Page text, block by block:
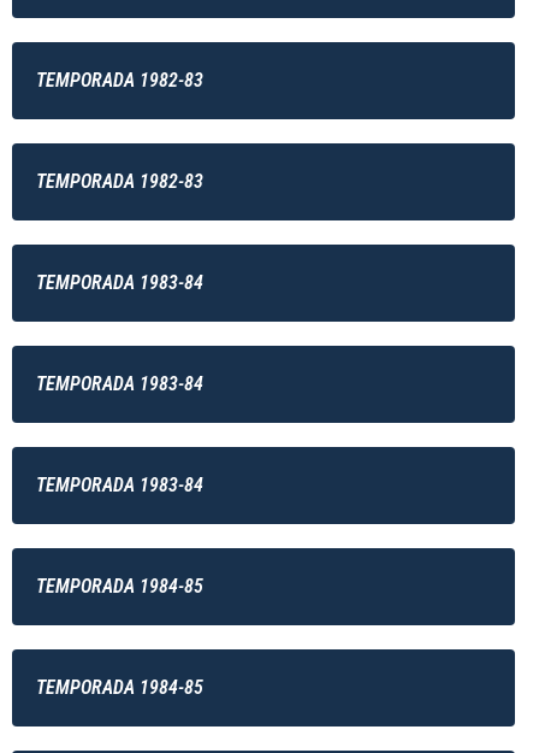
TEMPORADA 1982-83
TEMPORADA 1982-83
TEMPORADA 1983-84
TEMPORADA 1983-84
TEMPORADA 1983-84
TEMPORADA 1984-85
TEMPORADA 1984-85